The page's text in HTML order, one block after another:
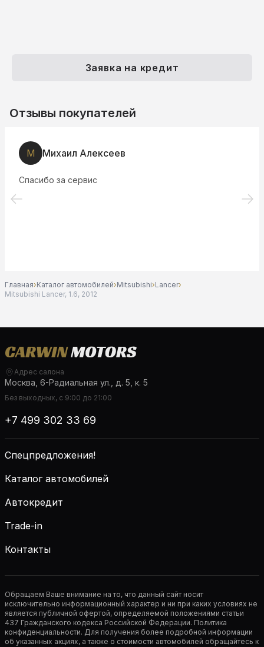
Заявка на кредит
Отзывы покупателей
М Михаил Алексеев
Спасибо за сервис
Главная›Каталог автомобилей›Mitsubishi›Lancer›
Mitsubishi Lancer, 1.6, 2012
Адрес салона
Москва, 6-Радиальная ул., д. 5, к. 5
Без выходных, с 9:00 до 21:00
+7 499 302 33 69
Спецпредложения!
Каталог автомобилей
Автокредит
Trade-in
Контакты
Обращаем Ваше внимание на то, что данный сайт носит
исключительно информационный характер и ни при каких условиях не
является публичной офертой, определяемой положениями статьи
437 Гражданского кодекса Российской Федерации. Политика
конфиденциальности. Для получения более подробной информации
об указанных акциях, а также о стоимости автомобилей обращайтесь к